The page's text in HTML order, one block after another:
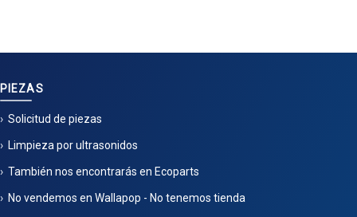
PIEZAS
Solicitud de piezas
Limpieza por ultrasonidos
También nos encontrarás en Ecoparts
No vendemos en Wallapop - No tenemos tienda